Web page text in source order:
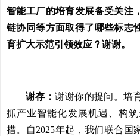
智能工厂的培育发展备受关注
链协同等方面取得了哪些标志
育扩大示范引领效应？谢谢。
谢存：谢谢你的提问。培
抓产业智能化发展机遇、构
措。自2025年起，我们联合国